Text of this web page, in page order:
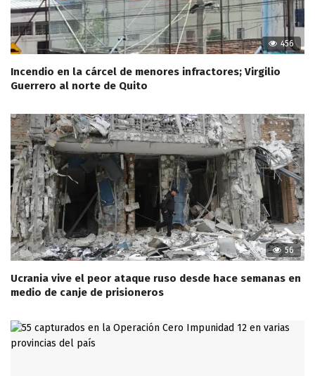
456
Incendio en la cárcel de menores infractores; Virgilio
Guerrero al norte de Quito
56
Ucrania vive el peor ataque ruso desde hace semanas en
medio de canje de prisioneros